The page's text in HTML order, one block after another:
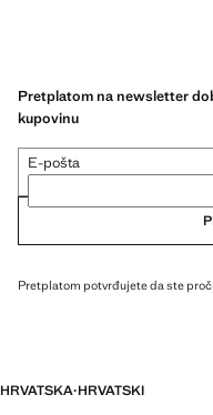
Pretplatom na newsletter
kupovinu
E-pošta
Pretplatom potvrđujete da ste
HRVATSKA·HRVATSKI